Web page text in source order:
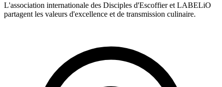
L'association internationale des Disciples d'Escoffier et LABELiO
partagent les valeurs d'excellence et de transmission culinaire.